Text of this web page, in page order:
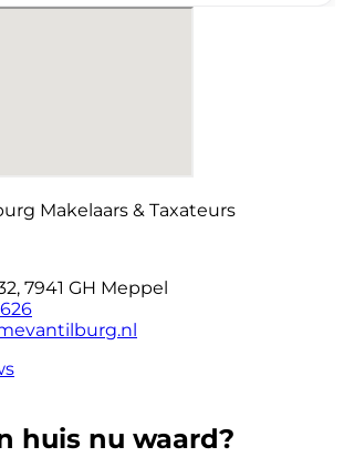
Makelaars & Taxateurs
7941 GH Meppel
huis nu waard?